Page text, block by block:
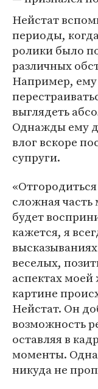
Нейстат
периоды,
ролики было
различных
Например, ему
выглядеть
Однажды ему
влог вскоре
супруги.
сложная
будет
кажется, я
веселых,
аспектах
картине
Нейстат. Он
возможность
оставляя в
моменты.
никуда не